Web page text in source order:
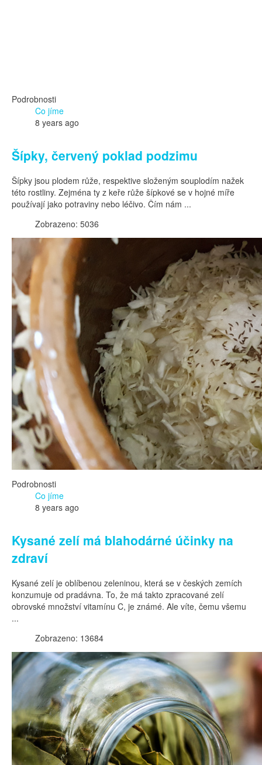
Podrobnosti
Co jíme
8 years ago
Šípky, červený poklad podzimu
Šípky jsou plodem růže, respektive složeným souplodím nažek
této rostliny. Zejména ty z keře růže šípkové se v hojné míře
používají jako potraviny nebo léčivo. Čím nám ...
Zobrazeno: 5036
Podrobnosti
Co jíme
8 years ago
Kysané zelí má blahodárné účinky na
zdraví
Kysané zelí je oblíbenou zeleninou, která se v českých zemích
konzumuje od pradávna. To, že má takto zpracované zelí
obrovské množství vitamínu C, je známé. Ale víte, čemu všemu
...
Zobrazeno: 13684